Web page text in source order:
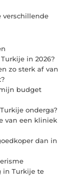
verschillende
in 2026?
zo sterk af van
budget
onderga?
van een kliniek
dan in
in Turkije te